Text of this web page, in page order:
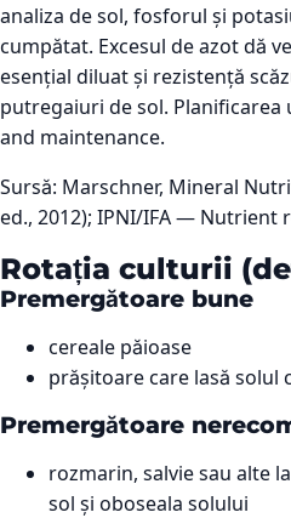
analiza de sol, fosforul și
cumpătat. Excesul de azot dă
esențial diluat și rezistență
putregaiuri de sol.
and maintenance.
Sursă: Marschner, Mineral
ed., 2012); IPNI/IFA — Nutrient
Rotația culturii
Premergătoare bune
cereale păioase
prășitoare care lasă solul
Premergătoare
rozmarin, salvie sau alte
sol și oboseala solului